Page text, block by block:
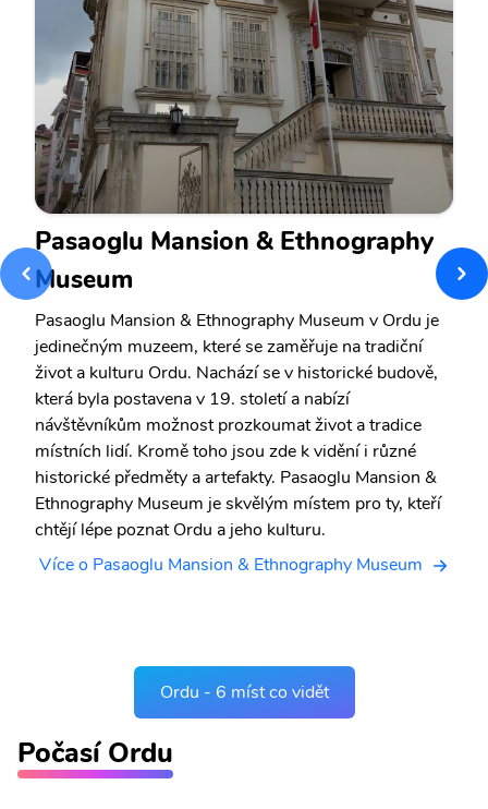
Pasaoglu Mansion & Ethnography
Museum
Pasaoglu Mansion & Ethnography Museum v Ordu je
jedinečným muzeem, které se zaměřuje na tradiční
život a kulturu Ordu. Nachází se v historické budově,
která byla postavena v 19. století a nabízí
návštěvníkům možnost prozkoumat život a tradice
místních lidí. Kromě toho jsou zde k vidění i různé
historické předměty a artefakty. Pasaoglu Mansion &
Ethnography Museum je skvělým místem pro ty, kteří
chtějí lépe poznat Ordu a jeho kulturu.
Více o Pasaoglu Mansion & Ethnography Museum
Ordu - 6 míst co vidět
Počasí Ordu